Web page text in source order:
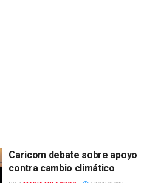
Caricom debate sobre apoyo
contra cambio climático